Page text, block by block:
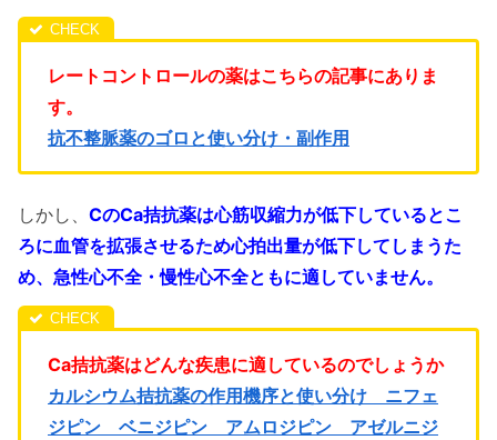
レートコントロールの薬はこちらの記事にありま
す。
抗不整脈薬のゴロと使い分け・副作用
しかし、 CのCa拮抗薬は心筋収縮力が低下しているとこ
ろに血管を拡張させるため心拍出量が低下してしまうた
め、急性心不全・慢性心不全ともに適していません。
Ca拮抗薬はどんな疾患に適しているのでしょうか
カルシウム拮抗薬の作用機序と使い分け ニフェ
ジピン ベニジピン アムロジピン アゼルニジ